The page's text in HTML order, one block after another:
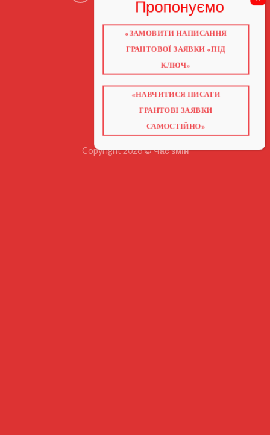
ГОЛОВНА
ГРАНТИ 2026
НАВЧАННЯ
КНИГИ
ВІДЕО ПРО ГРАНТИ
Copyright 2026 ©Час змін
«ЗАМОВИТИ НАПИСАННЯ
ГРАНТОВОЇ ЗАЯВКИ «ПІД
КЛЮЧ»
«НАВЧИТИСЯ ПИСАТИ
ГРАНТОВІ ЗАЯВКИ
САМОСТІЙНО»